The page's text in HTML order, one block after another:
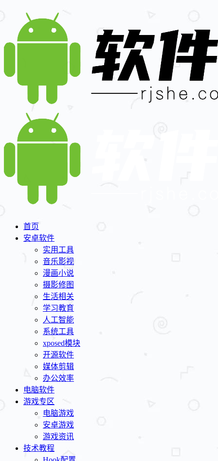
首页
安卓软件
实用工具
音乐影视
漫画小说
摄影修图
生活相关
学习教育
人工智能
系统工具
xposed模块
开源软件
媒体剪辑
办公效率
电脑软件
游戏专区
电脑游戏
安卓游戏
游戏资讯
技术教程